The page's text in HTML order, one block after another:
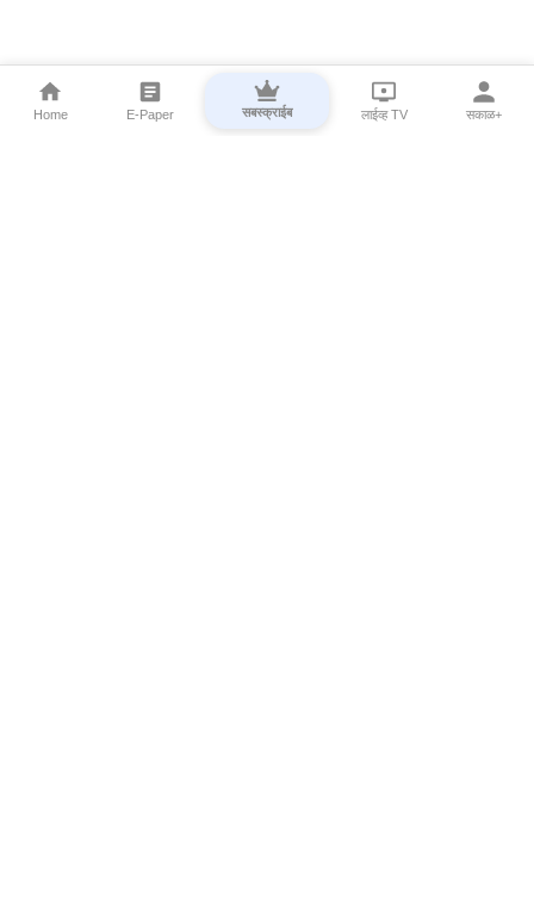
Home E-Paper सबस्क्राईब लाईव्ह TV सकाळ+